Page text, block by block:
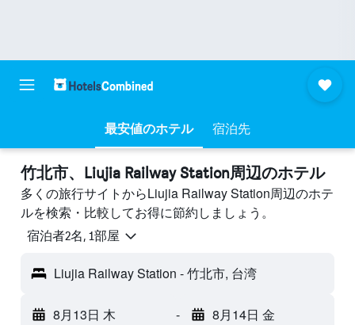
最安値のホテル 宿泊先
竹北市​、Liujia Railway Station周辺のホテル
多くの旅行サイトからLiujia Railway Station周辺のホテ
ルを検索・比較してお得に節約しましょう。
宿泊者2名, 1​部屋
Liujia Railway Station - 竹北市, 台湾
8月13日 木 - 8月14日 金